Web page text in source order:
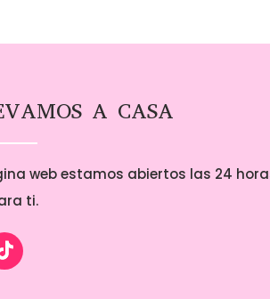
A CASA
web estamos abiertos las 24
ti.